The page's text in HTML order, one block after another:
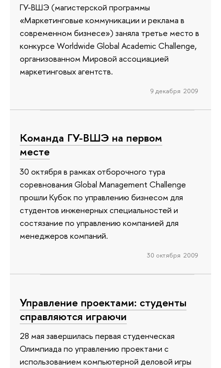
ГУ-ВШЭ (магистерской программы
«Маркетинговые коммуникации и реклама в
современном бизнесе») заняла третье место в
конкурсе Worldwide Global Academic Challenge,
организованном Мировой ассоциацией
маркетинговых агентств.
9 декабря 2009
Команда ГУ-ВШЭ на первом
месте
30 октября в рамках отборочного тура
соревнования Global Management Challenge
прошли Кубок по управлению бизнесом для
студентов инженерных специальностей и
состязание по управлению компанией для
менеджеров компаний.
30 октября 2009
Управление проектами: студенты
справляются играючи
28 мая завершилась первая студенческая
Олимпиада по управлению проектами с
использованием компьютерной деловой игры